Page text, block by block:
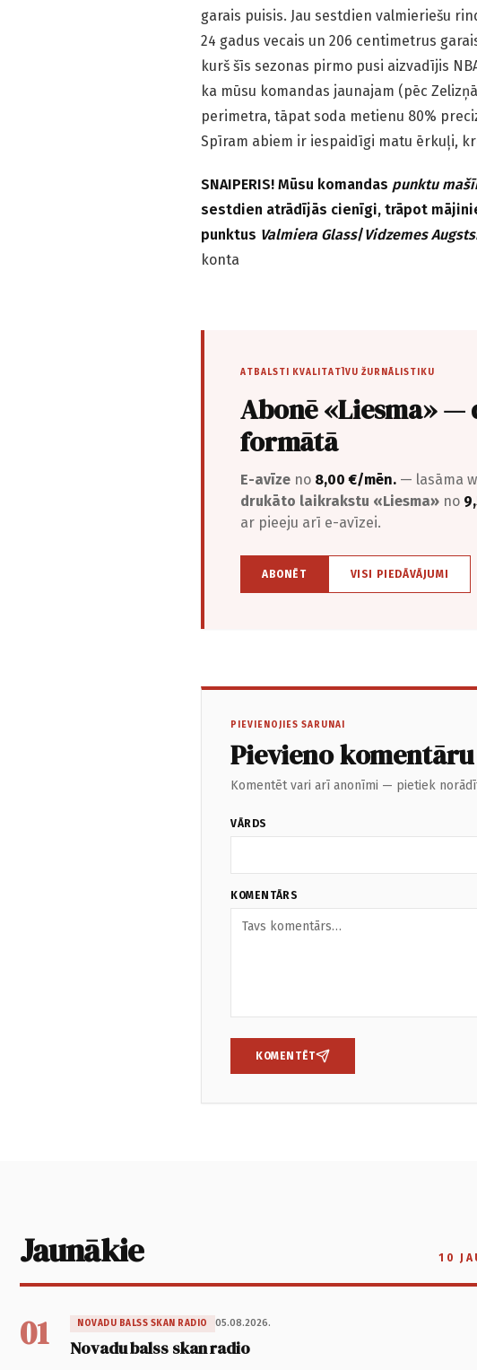
garais puisis. Jau sestdien valmieriešu
24 gadus vecais un 206 centimetrus
kurš šīs sezonas pirmo pusi aizvadījis
ka mūsu komandas jaunajam (pēc
perimetra, tāpat soda metienu 80%
Spīram abiem ir iespaidīgi matu ērkuļi,
SNAIPERIS! Mūsu komandas punktu
sestdien atrādījās cienīgi, trāpot
punktus Valmiera Glass/Vidzemes
konta
ATBALSTI KVALITATĪVU ŽURNĀLISTIKU
Abonē «Liesma»
formātā
E-avīze no 8,00 €/mēn. — lasāma
drukāto laikrakstu «Liesma» no
ar pieeju arī e-avīzei.
ABONĒT VISI PIEDĀVĀJUMI
PIEVIENOJIES SARUNAI
Pievieno komentāru
Komentēt vari arī anonīmi — pietiek
VĀRDS
KOMENTĀRS
KOMENTĒT
Jaunākie 10
01 NOVADU BALSS SKAN RADIO 05.08.2026.
Novadu balss skan radio